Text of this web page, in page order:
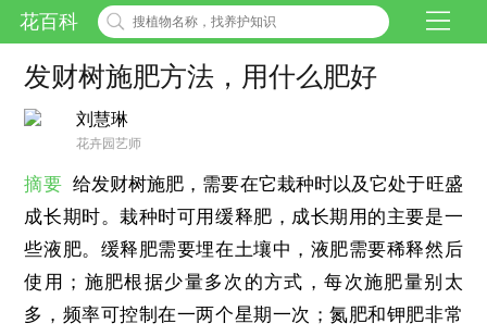
花百科
发财树施肥方法，用什么肥好
刘慧琳
花卉园艺师
摘要 给发财树施肥，需要在它栽种时以及它处于旺盛
成长期时。栽种时可用缓释肥，成长期用的主要是一
些液肥。缓释肥需要埋在土壤中，液肥需要稀释然后
使用；施肥根据少量多次的方式，每次施肥量别太
多，频率可控制在一两个星期一次；氮肥和钾肥非常